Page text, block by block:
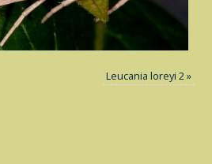
Leucania loreyi 2»